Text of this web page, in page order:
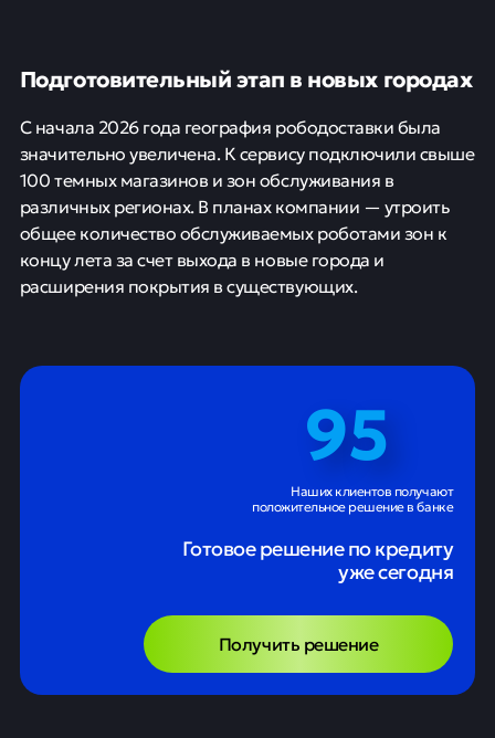
Подготовительный этап в новых городах
С начала 2026 года география рободоставки была
значительно увеличена. К сервису подключили свыше
100 темных магазинов и зон обслуживания в
различных регионах. В планах компании — утроить
общее количество обслуживаемых роботами зон к
концу лета за счет выхода в новые города и
расширения покрытия в существующих.
95
Наших клиентов получают
положительное решение в банке
Готовое решение по кредиту
уже сегодня
Получить решение